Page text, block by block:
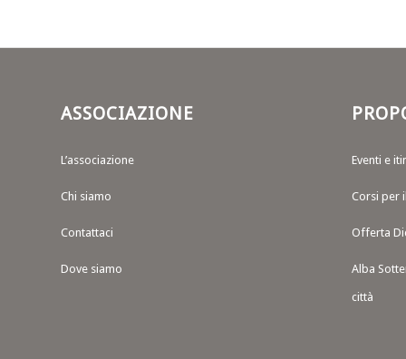
ASSOCIAZIONE
L’associazione
Chi siamo
Contattaci
Dove siamo
Eventi e
Corsi per
Offerta
Alba
città